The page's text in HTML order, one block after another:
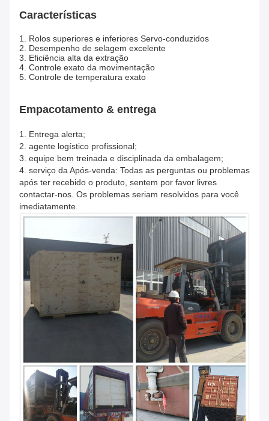
Características
1. Rolos superiores e inferiores Servo-conduzidos
2. Desempenho de selagem excelente
3. Eficiência alta da extração
4. Controle exato da movimentação
5. Controle de temperatura exato
Empacotamento & entrega
1. Entrega alerta;
2. agente logístico profissional;
3. equipe bem treinada e disciplinada da embalagem;
4. serviço da Após-venda: Todas as perguntas ou problemas
após ter recebido o produto, sentem por favor livres
contactar-nos. Os problemas seriam resolvidos para você
imediatamente.